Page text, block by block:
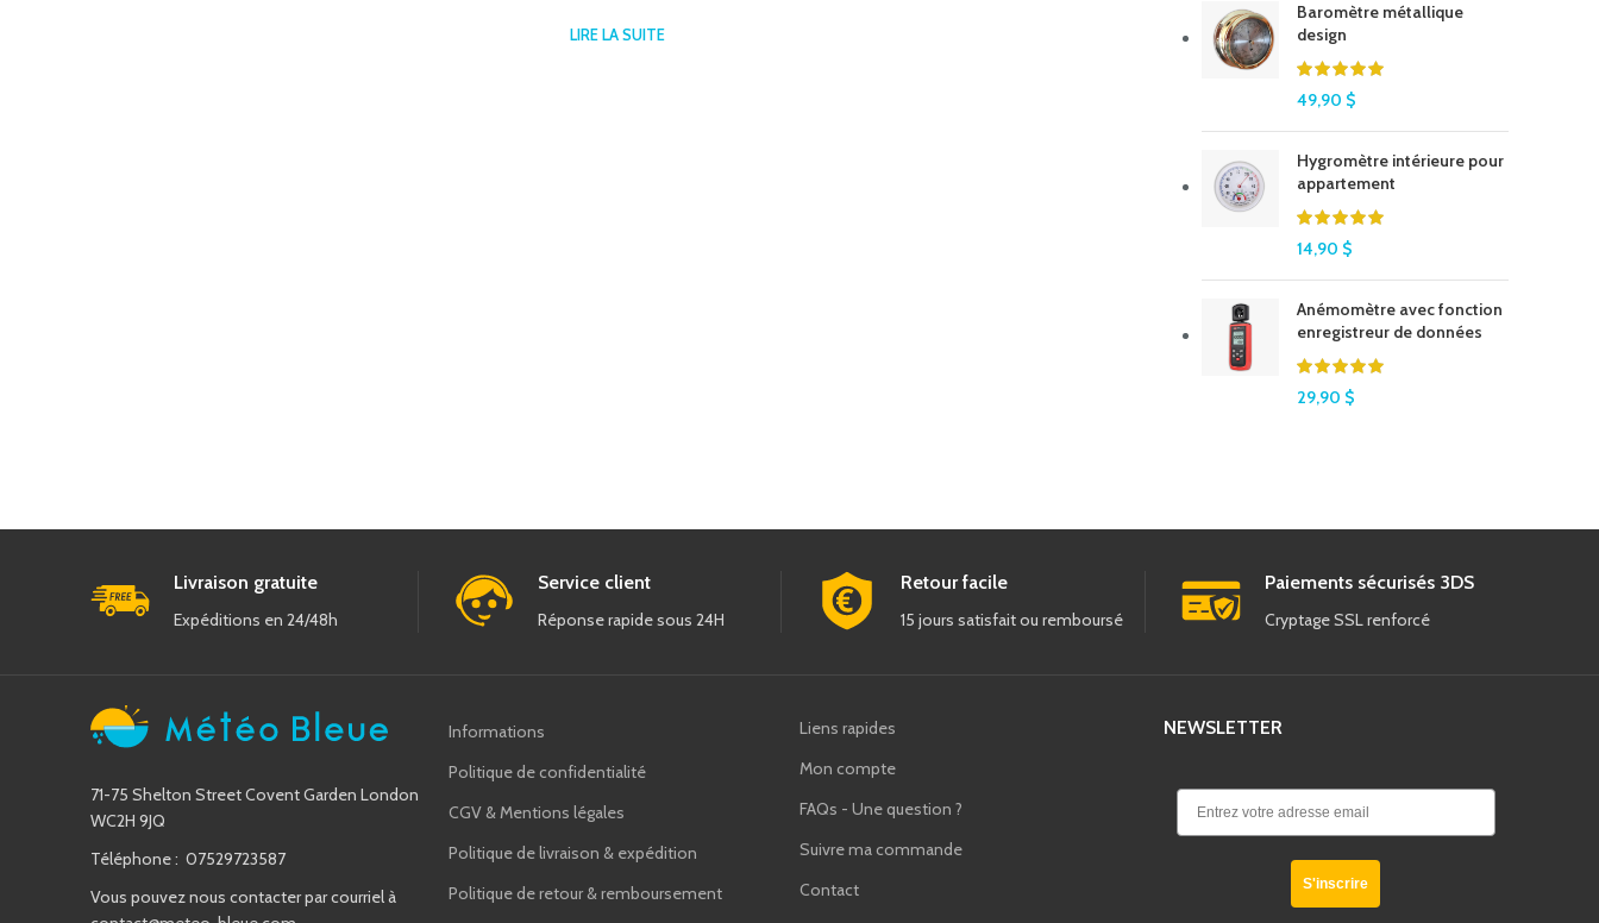
LIRE LA SUITE
Baromètre métallique
design
49,90 $
Hygromètre intérieure pour
appartement
14,90 $
Anémomètre avec fonction
enregistreur de données
29,90 $
Livraison gratuite
Expéditions en 24/48h
Service client
Réponse rapide sous 24H
Retour facile
15 jours satisfait ou remboursé
Paiements sécurisés 3DS
Cryptage SSL renforcé
71-75 Shelton Street Covent Garden London
WC2H 9JQ
Téléphone : 07529723587
Vous pouvez nous contacter par courriel à
Informations
Politique de confidentialité
CGV & Mentions légales
Politique de livraison & expédition
Politique de retour & remboursement
Liens rapides
Mon compte
FAQs - Une question ?
Suivre ma commande
Contact
NEWSLETTER
S'inscrire